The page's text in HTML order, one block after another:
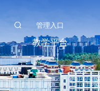
管理入口
教学平台